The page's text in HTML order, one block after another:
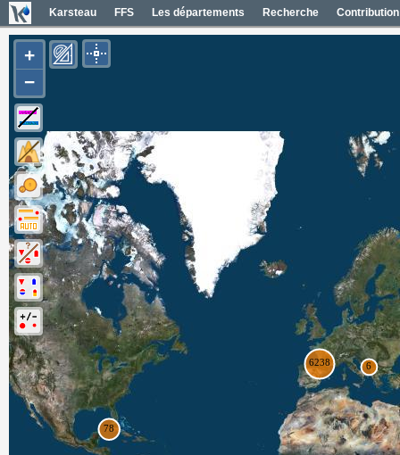
Karsteau FFS Les départements Recherche Contribution
+
−
Carte Géol 1/50000 France
Cartes IGN France
Photos aériennes France
Mapas geol 1/50000 España
Mapas IGN España
Fotos aéreas España
Photos aériennes ESRI
Carte OpenTopoMap